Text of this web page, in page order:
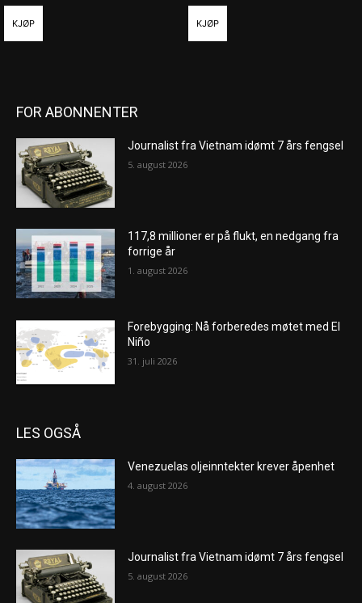
KJØP KJØP
FOR ABONNENTER
Journalist fra Vietnam idømt 7 års fengsel
5. august 2026
117,8 millioner er på flukt, en nedgang fra
forrige år
1. august 2026
Forebygging: Nå forberedes møtet med El
Niño
31. juli 2026
LES OGSÅ
Venezuelas oljeinntekter krever åpenhet
4. august 2026
Journalist fra Vietnam idømt 7 års fengsel
5. august 2026